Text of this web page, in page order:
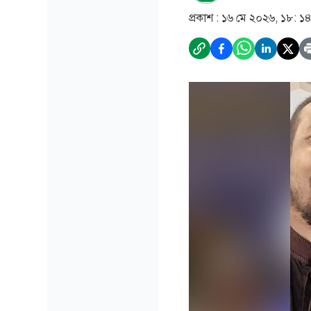
প্রকাশ : ১৬ মে ২০২৬, ১৮: ১৪